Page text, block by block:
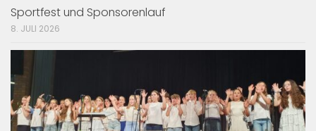
Sportfest und Sponsorenlauf
8. JULI 2026